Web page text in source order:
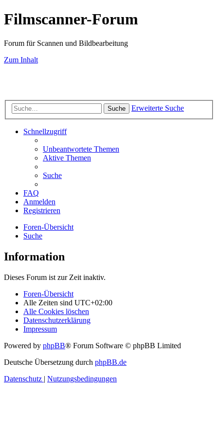
Filmscanner-Forum
Forum für Scannen und Bildbearbeitung
Zum Inhalt
Suche Erweiterte Suche
Schnellzugriff
Unbeantwortete Themen
Aktive Themen
Suche
FAQ
Anmelden
Registrieren
Foren-Übersicht
Suche
Information
Dieses Forum ist zur Zeit inaktiv.
Foren-Übersicht
Alle Zeiten sind UTC+02:00
Alle Cookies löschen
Datenschutzerklärung
Impressum
Powered by phpBB® Forum Software © phpBB Limited
Deutsche Übersetzung durch phpBB.de
Datenschutz | Nutzungsbedingungen